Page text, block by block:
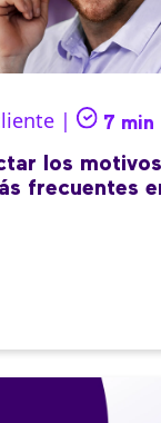
| 7 min
los
frecuentes